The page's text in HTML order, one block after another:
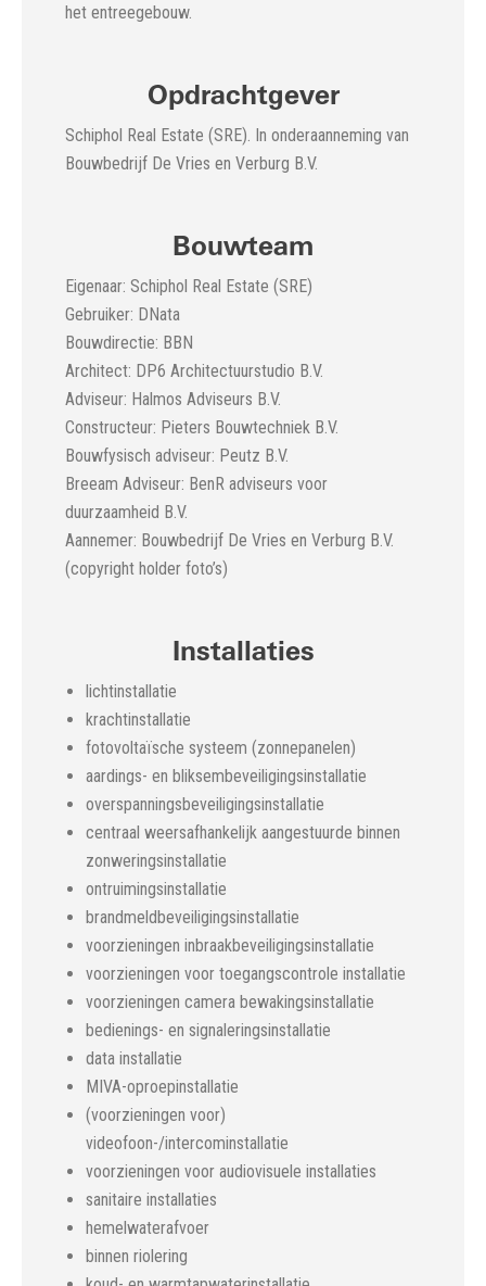
het entreegebouw.
Opdrachtgever
Schiphol Real Estate (SRE). In onderaanneming van
Bouwbedrijf De Vries en Verburg B.V.
Bouwteam
Eigenaar: Schiphol Real Estate (SRE)
Gebruiker: DNata
Bouwdirectie: BBN
Architect: DP6 Architectuurstudio B.V.
Adviseur: Halmos Adviseurs B.V.
Constructeur: Pieters Bouwtechniek B.V.
Bouwfysisch adviseur: Peutz B.V.
Breeam Adviseur: BenR adviseurs voor
duurzaamheid B.V.
Aannemer: Bouwbedrijf De Vries en Verburg B.V.
(copyright holder foto’s)
Installaties
lichtinstallatie
krachtinstallatie
fotovoltaïsche systeem (zonnepanelen)
aardings- en bliksembeveiligingsinstallatie
overspanningsbeveiligingsinstallatie
centraal weersafhankelijk aangestuurde binnen
zonweringsinstallatie
ontruimingsinstallatie
brandmeldbeveiligingsinstallatie
voorzieningen inbraakbeveiligingsinstallatie
voorzieningen voor toegangscontrole installatie
voorzieningen camera bewakingsinstallatie
bedienings- en signaleringsinstallatie
data installatie
MIVA-oproepinstallatie
(voorzieningen voor)
videofoon-/intercominstallatie
voorzieningen voor audiovisuele installaties
sanitaire installaties
hemelwaterafvoer
binnen riolering